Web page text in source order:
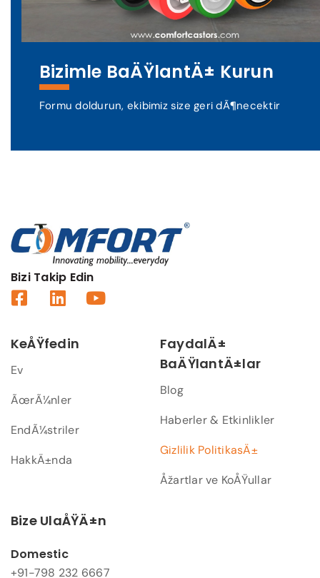
Bizimle BaÄŸlantÄ± Kurun
Formu doldurun, ekibimiz size geri dÃ¶necektir
Bizi Takip Edin
KeÅŸfedin
Ev
ÃœrÃ¼nler
EndÃ¼striler
HakkÄ±nda
FaydalÄ±
BaÄŸlantÄ±lar
Blog
Haberler & Etkinlikler
Gizlilik PolitikasÄ±
Åžartlar ve KoÅŸullar
Bize UlaÅŸÄ±n
Domestic
+91-798 232 6667